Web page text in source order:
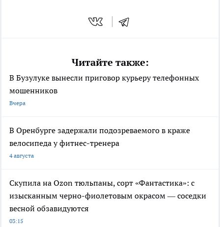
Читайте также:
В Бузулуке вынесли приговор курьеру телефонных
мошенников
Вчера
В Оренбурге задержали подозреваемого в краже
велосипеда у фитнес-тренера
4 августа
Скупила на Ozon тюльпаны, сорт «Фантастика»: с
изысканным черно-фиолетовым окрасом — соседки
весной обзавидуются
03:15